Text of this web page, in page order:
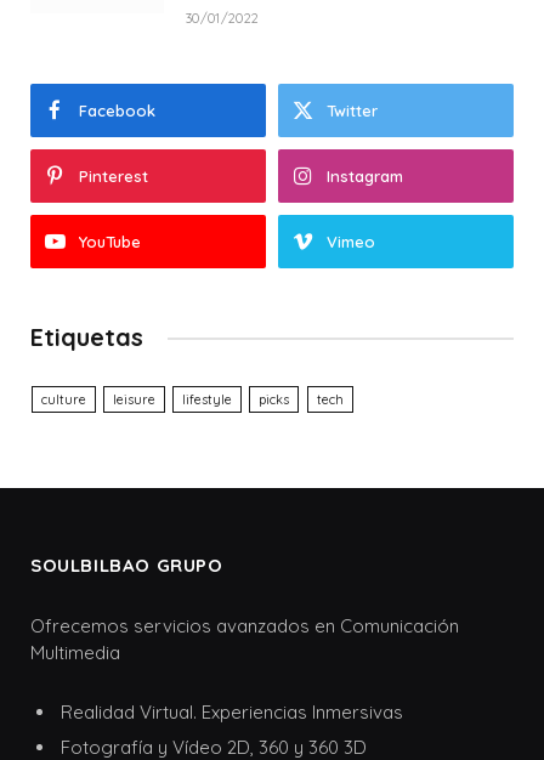
30/01/2022
Facebook Twitter
Pinterest Instagram
YouTube Vimeo
Etiquetas
culture leisure lifestyle picks tech
SOULBILBAO GRUPO
Ofrecemos servicios avanzados en Comunicación
Multimedia
Realidad Virtual. Experiencias Inmersivas
Fotografía y Vídeo 2D, 360 y 360 3D